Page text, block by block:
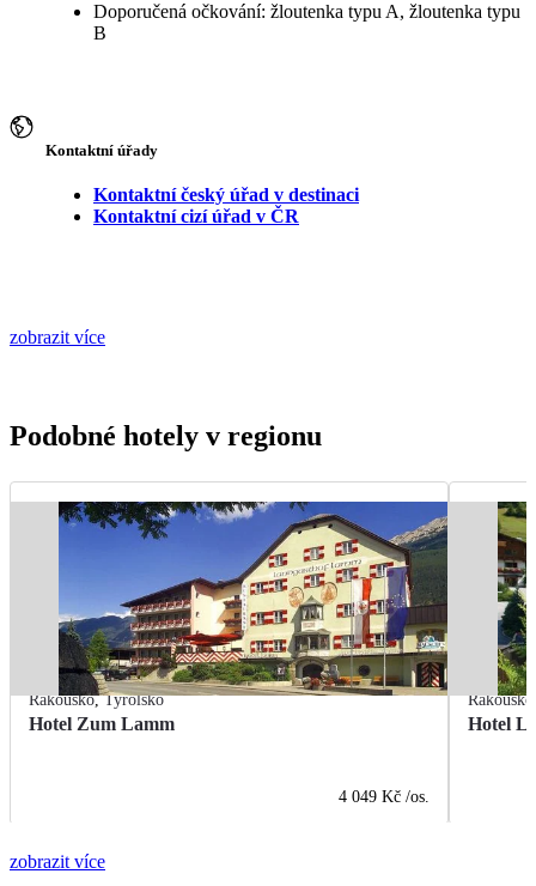
Doporučená očkování: žloutenka typu A, žloutenka typu
B
Kontaktní úřady
Kontaktní český úřad v destinaci
Kontaktní cizí úřad v ČR
zobrazit více
Podobné hotely v regionu
Rakousko,Tyrolsko
Hotel Zum Lamm
4 049 Kč /os.
Rakousko
Hotel
zobrazit více